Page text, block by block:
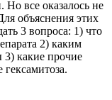
все оказалось не
объяснения этих
3 вопроса: 1) что
2) каким
3) какие прочие